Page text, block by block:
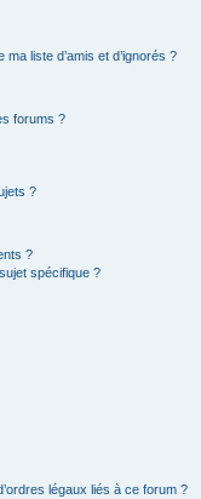
liste d’amis et d’ignorés ?
forums ?
?
?
spécifique ?
légaux liés à ce forum ?